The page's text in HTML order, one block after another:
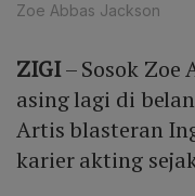
Zoe Abbas Jackson
ZIGI– Sosok Zoe
asing lagi di
Artis blasteran
karier akting